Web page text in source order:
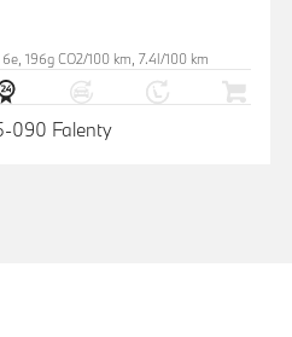
196g CO2/100 km, 7.4l/100 km
090 Falenty